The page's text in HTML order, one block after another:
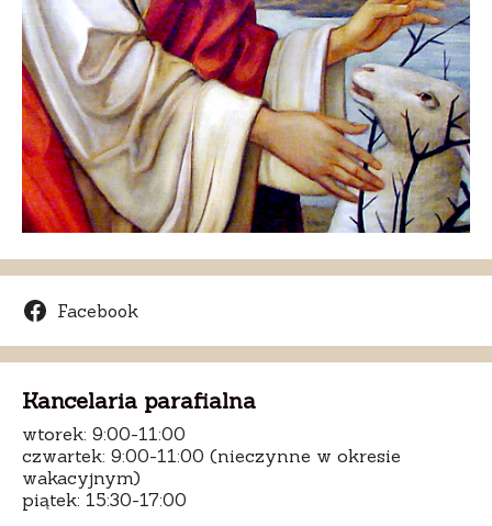
Facebook
Kancelaria parafialna
wtorek: 9:00-11:00
czwartek: 9:00-11:00 (nieczynne w okresie
wakacyjnym)
piątek: 15:30-17:00